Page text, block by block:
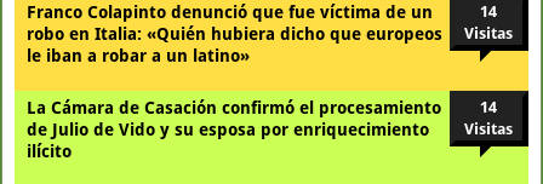
Franco Colapinto denunció que fue víctima de un
robo en Italia: «Quién hubiera dicho que europeos
le iban a robar a un latino»
14
Visitas
La Cámara de Casación confirmó el procesamiento
de Julio de Vido y su esposa por enriquecimiento
ilícito
14
Visitas